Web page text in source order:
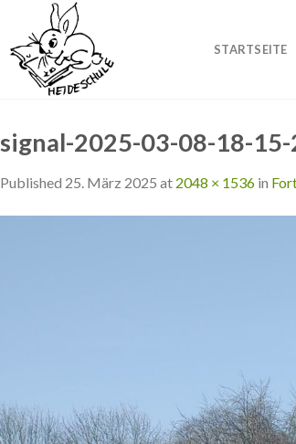
STARTSEITE
signal-2025-03-08-18-
Published 25. März 2025 at 2048 × 1536 in